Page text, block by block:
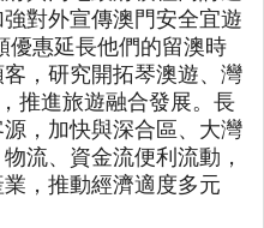
對外宣傳澳門安全宜遊
優惠延長他們的留澳時
，研究開拓琴澳遊、灣
推進旅遊融合發展。長
，加快與深合區、大灣
流、資金流便利流動，
，推動經濟適度多元